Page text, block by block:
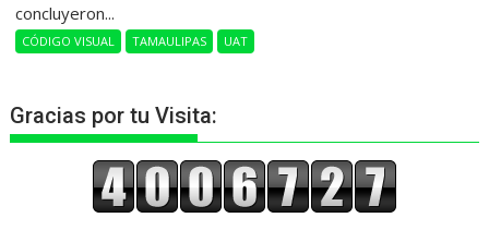
concluyeron...
CÓDIGO VISUAL TAMAULIPAS UAT
Gracias por tu Visita: